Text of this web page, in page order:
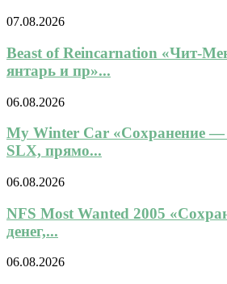
07.08.2026
Beast of Reincarnation «Чит-
янтарь и пр»...
06.08.2026
My Winter Car «Сохранение —
SLX, прямо...
06.08.2026
NFS Most Wanted 2005
денег,...
06.08.2026